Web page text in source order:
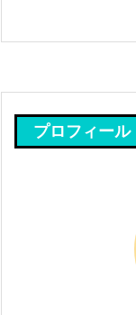
プロフィール